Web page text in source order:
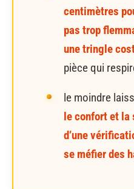
centimètres
pas trop
une tringle
pièce qui
le moindre
le confort et la
d’une
se méfier des